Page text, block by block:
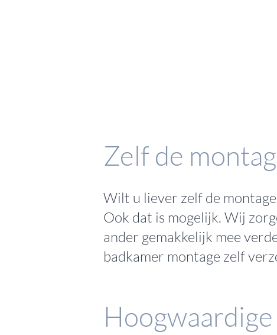
Zelf de
Wilt u liever zelf de
Ook dat is mogelijk. Wij
ander gemakkelijk mee
badkamer montage zelf